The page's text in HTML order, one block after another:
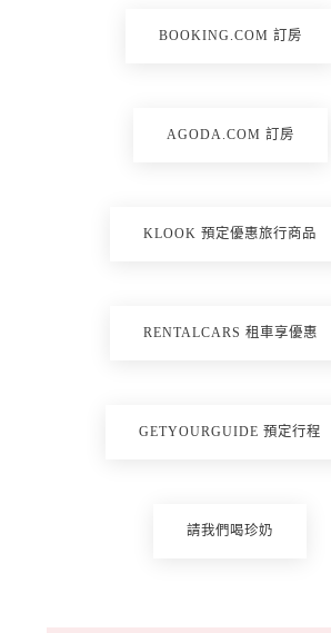
BOOKING.COM 訂房
AGODA.COM 訂房
KLOOK 預定優惠旅行商品
RENTALCARS 租車享優惠
GETYOURGUIDE 預定行程
請我們喝珍奶